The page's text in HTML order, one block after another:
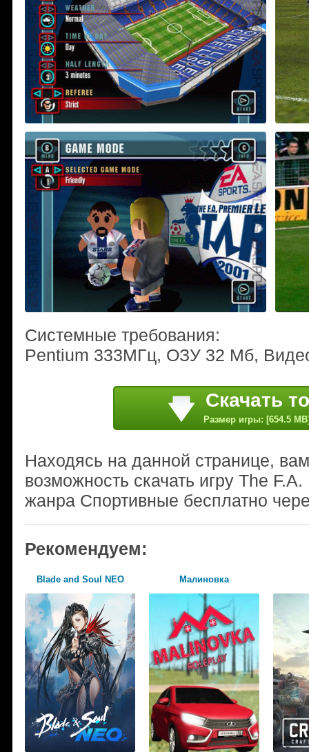
Системные требования:
Pentium 333МГц, ОЗУ 32 Мб,
Скачать
Размер игры: [654.5
Находясь на данной странице,
возможность скачать игру The
жанра Спортивные бесплатно
Рекомендуем:
Blade and Soul NEO Малиновка